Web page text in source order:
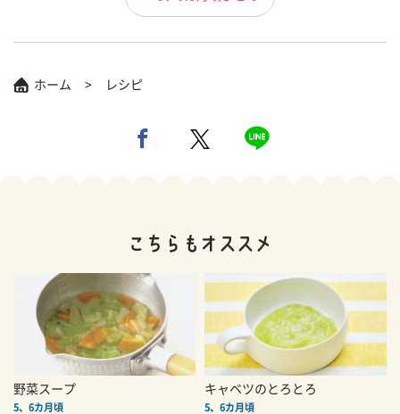
ホーム レシピ
野菜スープ
5、6カ月頃
キャベツのとろとろ
5、6カ月頃